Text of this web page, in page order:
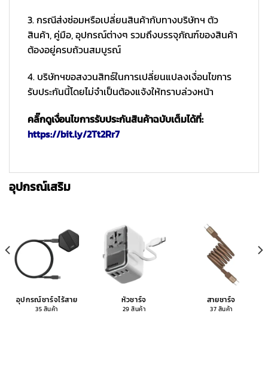
3. กรณีส่งซ่อมหรือเปลี่ยนสินค้ากับทางบริษัทฯ ตัว
สินค้า, คู่มือ, อุปกรณ์ต่างๆ รวมถึงบรรจุภัณฑ์ของสินค้า
ต้องอยู่ครบถ้วนสมบูรณ์
4. บริษัทฯขอสงวนสิทธ์ในการเปลี่ยนแปลงเงื่อนไขการ
รับประกันนี้โดยไม่จำเป็นต้องแจ้งให้ทราบล่วงหน้า
คลิ๊กดูเงื่อนไขการรับประกันสินค้าฉบับเต็มได้ที่:
https://bit.ly/2Tt2Rr7
อุปกรณ์เสริม
อุปกรณ์ชาร์จไร้สาย
35 สินค้า
หัวชาร์จ
29 สินค้า
สายชาร์จ
37 สินค้า